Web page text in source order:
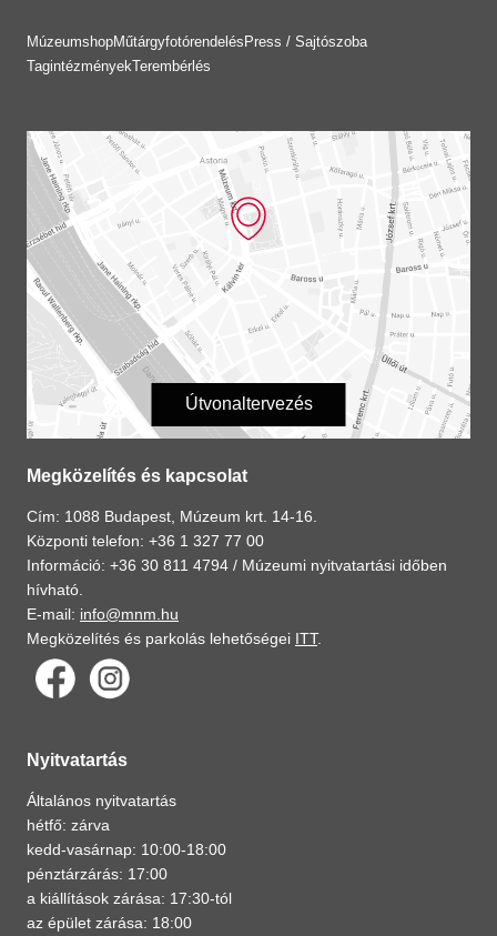
MúzeumshopMűtárgyfotórendelés Press / Sajtószoba
TagintézményekTerembérlés
Útvonaltervezés
Megközelítés és kapcsolat
Cím: 1088 Budapest, Múzeum krt. 14-16.
Központi telefon: +36 1 327 77 00
Információ: +36 30 811 4794 / Múzeumi nyitvatartási időben
hívható.
E-mail: info@mnm.hu
Megközelítés és parkolás lehetőségei ITT.
Nyitvatartás
Általános nyitvatartás
hétfő: zárva
kedd-vasárnap: 10:00-18:00
pénztárzárás: 17:00
a kiállítások zárása: 17:30-tól
az épület zárása: 18:00